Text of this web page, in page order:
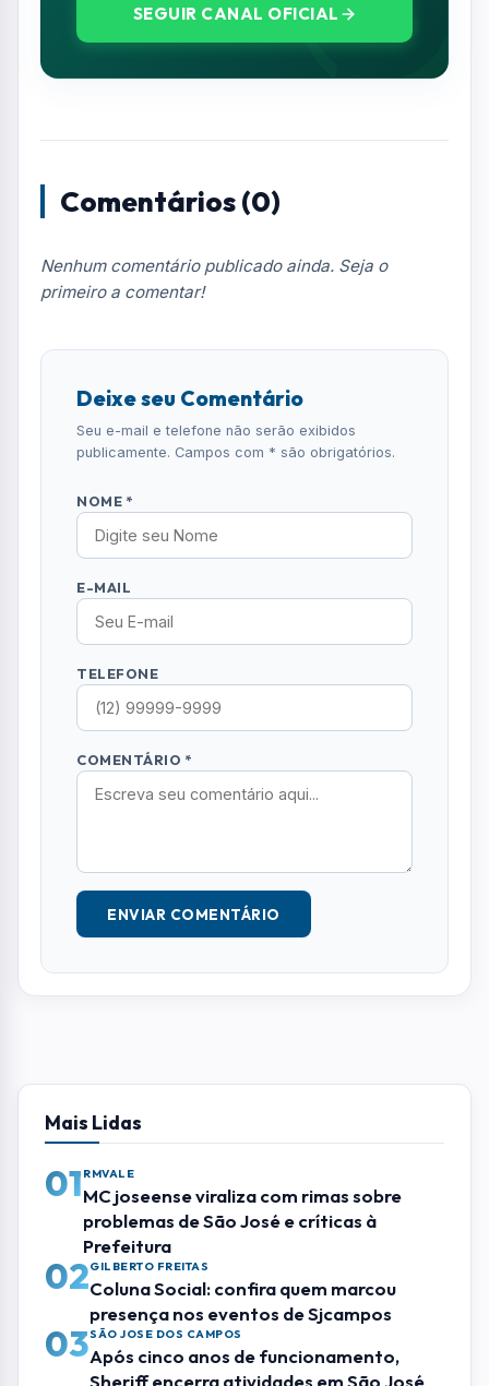
SEGUIR CANAL OFICIAL
Comentários (0)
Nenhum comentário publicado ainda. Seja o
primeiro a comentar!
Deixe seu Comentário
Seu e-mail e telefone não serão exibidos
publicamente. Campos com * são obrigatórios.
NOME *
E-MAIL
TELEFONE
COMENTÁRIO *
ENVIAR COMENTÁRIO
Mais Lidas
01 RMVALE
MC joseense viraliza com rimas sobre
problemas de São José e críticas à
Prefeitura
02GILBERTO FREITAS
Coluna Social: confira quem marcou
presença nos eventos de Sjcampos
03SÃO JOSE DOS CAMPOS
Após cinco anos de funcionamento,